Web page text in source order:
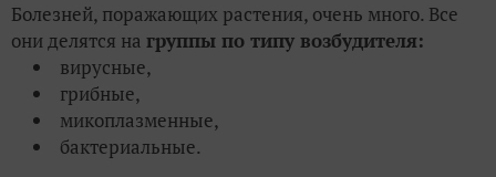
Болезней, поражающих растения, очень много. Все
они делятся на группы по типу возбудителя:
вирусные,
грибные,
микоплазменные,
бактериальные.